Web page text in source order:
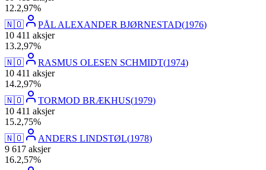
12.2,97%
🇳🇴
PÅL ALEXANDER BJØRNESTAD(1976)
10 411 aksjer
13.2,97%
🇳🇴
RASMUS OLESEN SCHMIDT(1974)
10 411 aksjer
14.2,97%
🇳🇴
TORMOD BRÆKHUS(1979)
10 411 aksjer
15.2,75%
🇳🇴
ANDERS LINDSTØL(1978)
9 617 aksjer
16.2,57%